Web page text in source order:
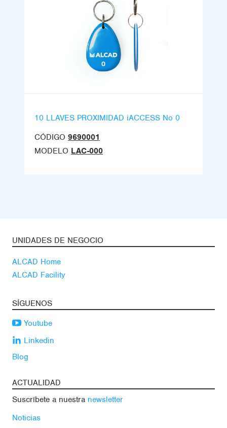
10 LLAVES PROXIMIDAD iACCESS No 0
CÓDIGO 9690001
MODELO LAC-000
UNIDADES DE NEGOCIO
ALCAD Home
ALCAD Facility
SÍGUENOS
Youtube
Linkedin
Blog
ACTUALIDAD
Suscríbete a nuestra newsletter
Noticias